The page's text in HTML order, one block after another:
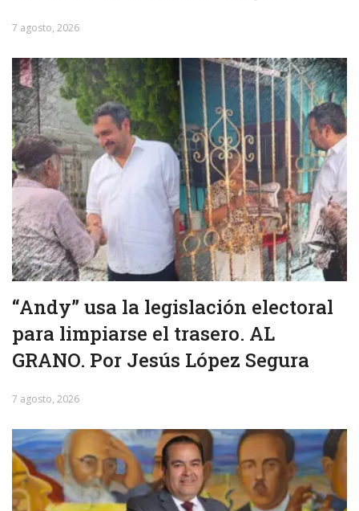
7 agosto, 2026
“Andy” usa la legislación electoral
para limpiarse el trasero. AL
GRANO. Por Jesús López Segura
7 agosto, 2026